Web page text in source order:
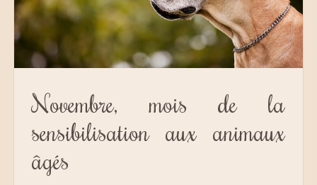
Novembre, mois de la
sensibilisation aux animaux
âgés